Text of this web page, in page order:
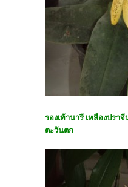
รองเท้านารี เหลืองปร
ตะวันตก